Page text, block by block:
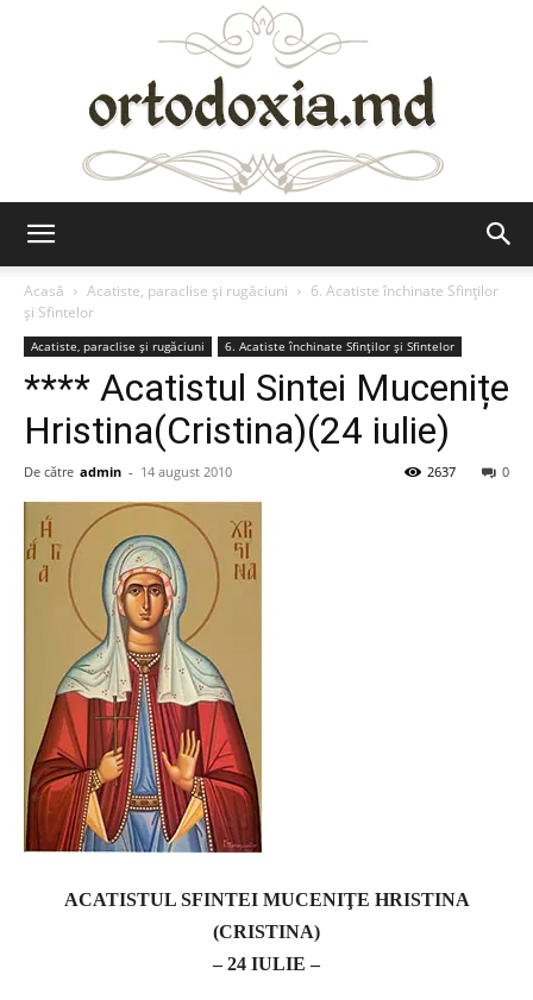
Acasă
Acatiste, paraclise și rugăciuni
6. Acatiste închinate Sfinților
și Sfintelor
Acatiste, paraclise și rugăciuni 6. Acatiste închinate Sfinților și Sfintelor
**** Acatistul Sintei Mucenițe
Hristina(Cristina)(24 iulie)
De către admin - 14 august 2010 0
2637
ACATISTUL SFINTEI MUCENIŢE HRISTINA
(CRISTINA)
– 24 IULIE –